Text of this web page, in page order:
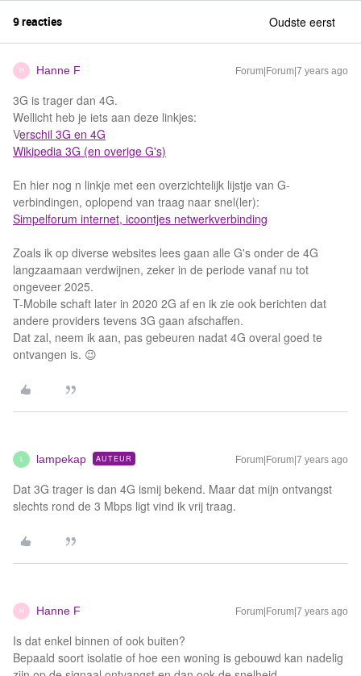
9 reacties Oudste eerst
H Hanne F Forum|Forum|7 years ago
3G is trager dan 4G.
Wellicht heb je iets aan deze linkjes:
Verschil 3G en 4G
Wikipedia 3G (en overige G's)
En hier nog n linkje met een overzichtelijk lijstje van G-
verbindingen, oplopend van traag naar snel(ler):
Simpelforum internet, icoontjes netwerkverbinding
Zoals ik op diverse websites lees gaan alle G's onder de 4G
langzaamaan verdwijnen, zeker in de periode vanaf nu tot
ongeveer 2025.
T-Mobile schaft later in 2020 2G af en ik zie ook berichten dat
andere providers tevens 3G gaan afschaffen.
Dat zal, neem ik aan, pas gebeuren nadat 4G overal goed te
ontvangen is. 😉
L lampekap AUTEUR Forum|Forum|7 years ago
Dat 3G trager is dan 4G ismij bekend. Maar dat mijn ontvangst
slechts rond de 3 Mbps ligt vind ik vrij traag.
H Hanne F Forum|Forum|7 years ago
Is dat enkel binnen of ook buiten?
Bepaald soort isolatie of hoe een woning is gebouwd kan nadelig